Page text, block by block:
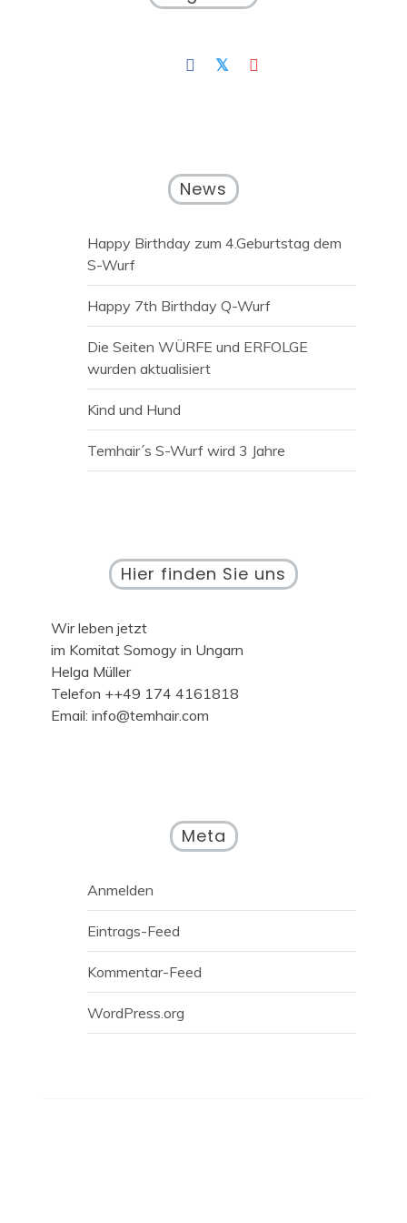
News
Happy Birthday zum 4.Geburtstag dem
S-Wurf
Happy 7th Birthday Q-Wurf
Die Seiten WÜRFE und ERFOLGE
wurden aktualisiert
Kind und Hund
Temhair´s S-Wurf wird 3 Jahre
Hier finden Sie uns
Wir leben jetzt
im Komitat Somogy in Ungarn
Helga Müller
Telefon ++49 174 4161818
Email: info@temhair.com
Meta
Anmelden
Eintrags-Feed
Kommentar-Feed
WordPress.org